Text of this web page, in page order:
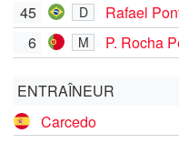
45
D
Rafael
6
M P. Rocha
ENTRAÎNEUR
Carcedo